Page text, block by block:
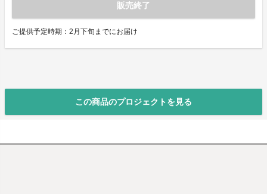
販売終了
ご提供予定時期：2月下旬までにお届け
この商品のプロジェクトを見る